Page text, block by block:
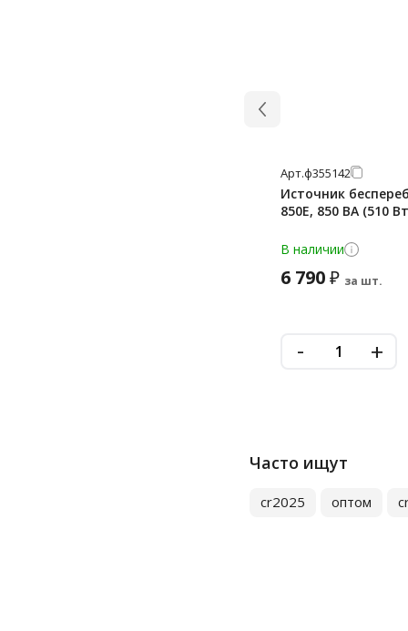
Арт.ф355142
Источник
850E, 850 ВА (510
В наличии
6 790₽ за шт.
- +
Часто ищут
cr2025 оптом